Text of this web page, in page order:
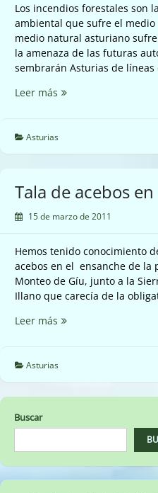
Los incendios forestales son
ambiental que sufre el
medio natural asturiano
la amenaza de las futuras
sembrarán Asturias de
Leer más INCENDIOS
GANADERÍA
EN
Asturias
Tala de acebos
15 de marzo de 2011
Hemos tenido conocimiento
acebos en el ensanche de la
Monteo de Gíu, junto a la
Illano que carecía de la
Leer más Tala
en
Illano
Asturias
Buscar